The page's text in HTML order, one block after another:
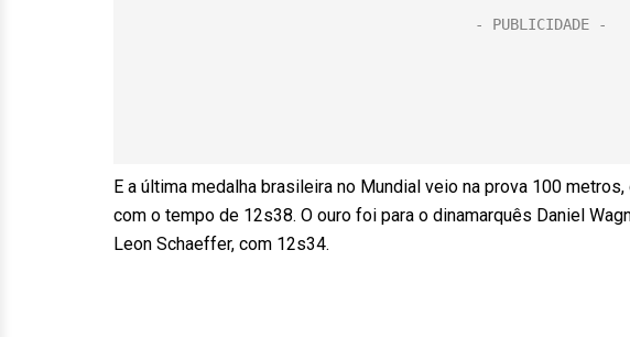
E a última medalha brasileira no Mundial veio na prova 100
com o tempo de 12s38. O ouro foi para o dinamarquês Daniel
Leon Schaeffer, com 12s34.